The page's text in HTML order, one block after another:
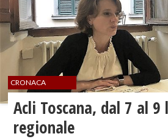
CRONACA
Acli Toscana, dal 7 al
regionale